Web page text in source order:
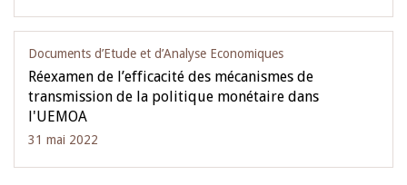
Documents d’Etude et d’Analyse Economiques
Réexamen de l’efficacité des mécanismes de
transmission de la politique monétaire dans
l'UEMOA
31 mai 2022